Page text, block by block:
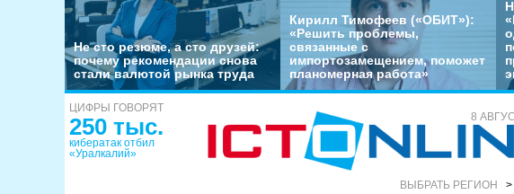
Не сто резюме, а сто друзей:
почему рекомендации снова
стали валютой рынка труда
Кирилл Тимофеев («ОБИТ»):
«Решить проблемы,
связанные с
импортозамещением, поможет
планомерная работа»
ЦИФРЫ ГОВОРЯТ
250 тыс.
кибератак отбил
«Уралкалий»
8
ВЫБРАТЬ РЕГИОН